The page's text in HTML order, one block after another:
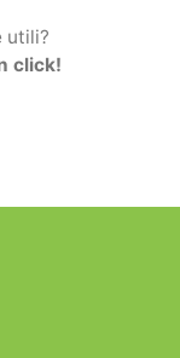
utili?
click!